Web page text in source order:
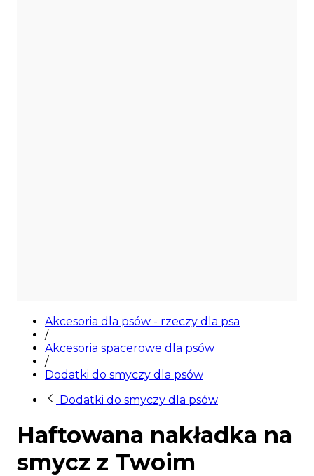
Akcesoria dla psów - rzeczy dla psa
/
Akcesoria spacerowe dla psów
/
Dodatki do smyczy dla psów
Dodatki do smyczy dla psów
Haftowana nakładka na
smycz z Twoim